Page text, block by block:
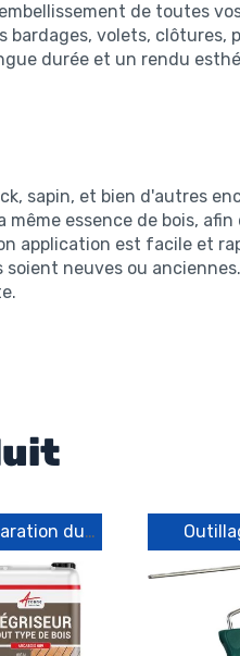
de toutes
bardages, volets, clôtures,
durée et un rendu
sapin, et bien d'autres
essence de bois,
application est facile et
neuves ou
Préparation du support